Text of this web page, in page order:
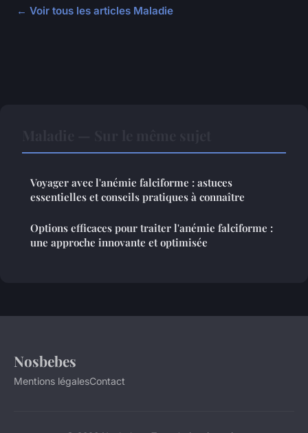
← Voir tous les articles Maladie
Voyager avec l'anémie falciforme : astuces
essentielles et conseils pratiques à connaître
Options efficaces pour traiter l'anémie falciforme :
une approche innovante et optimisée
Nosbebes
Mentions légalesContact